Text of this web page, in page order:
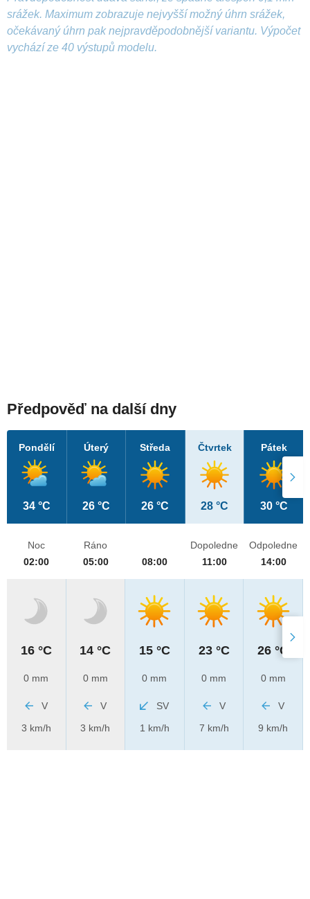
srážek. Maximum zobrazuje nejvyšší možný úhrn srážek,
očekávaný úhrn pak nejpravděpodobnější variantu. Výpočet
vychází ze 40 výstupů modelu.
Předpověď na další dny
Pondělí
34 °C
Úterý
26 °C
Středa
26 °C
Čtvrtek
28 °C
Pátek
30 °C
Noc
02:00
16 °C
0 mm
V
3 km/h
Ráno
05:00
14 °C
0 mm
V
3 km/h
08:00
15 °C
0 mm
SV
1 km/h
Dopoledne
11:00
23 °C
0 mm
V
7 km/h
Odpoledne
14:00
26 °C
0 mm
V
9 km/h